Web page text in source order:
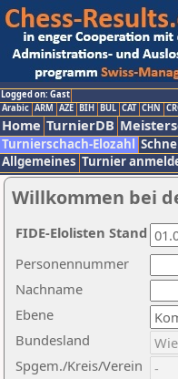
Logged on: Gast
Arabic ARM AZE BIH BUL CAT CHN
Home TurnierDB
Turnierschach-Elozahl
Allgemeines Turnier
Willkommen bei
Nachname
Ebene
Personennummer
Bundesland
Spgem./Kreis/Verein
FIDE-Elolisten Stand